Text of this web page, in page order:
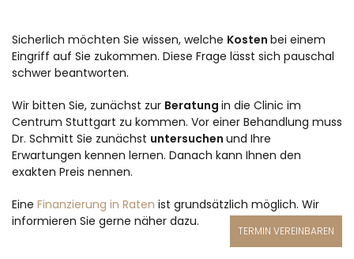
Sicherlich möchten Sie wissen, welche Kosten bei einem
Eingriff auf Sie zukommen. Diese Frage lässt sich pauschal
schwer beantworten.
Wir bitten Sie, zunächst zur Beratung in die Clinic im
Centrum Stuttgart zu kommen. Vor einer Behandlung muss
Dr. Schmitt Sie zunächst untersuchen und Ihre
Erwartungen kennen lernen. Danach kann Ihnen den
exakten Preis nennen.
Eine Finanzierung in Raten ist grundsätzlich möglich. Wir
informieren Sie gerne näher dazu.
TERMIN VEREINBAREN